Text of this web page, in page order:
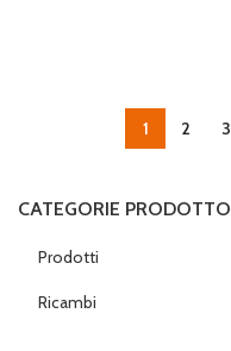
CATEGORIE PRODOTTO
Prodotti
Ricambi
1 2 3